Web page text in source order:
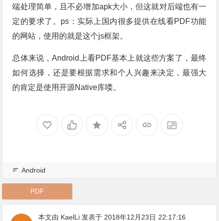
端处理简单，且不必增加apk大小，但这就对后端也有一
定的要求了。ps：实际上国内很多提供在线看PDF功能
的网站，使用的就是这个js框架。
总体来说，Android上看PDF基本上就这些方案了，最终
如何选择，还是要根据需求和个人兴趣来决定，最强大
的肯定是使用开源Native库喽。
Android
PDF
本文由 KaelLi 发表于 2018年12月23日 22:17:16